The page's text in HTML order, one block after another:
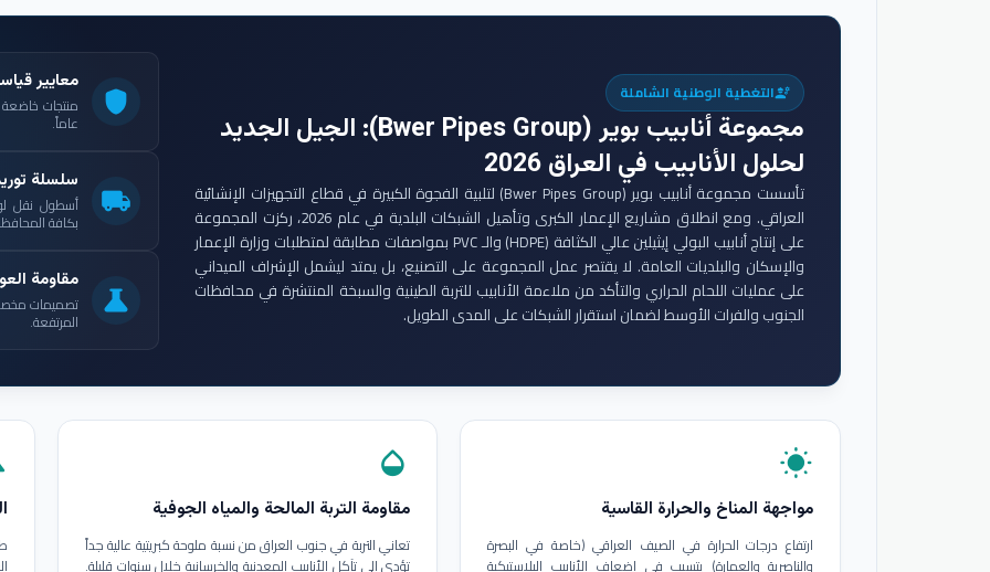
engineeringالتغطية الوطنية الشاملة
مجموعة أنابيب بوير (Bwer Pipes Group)
: الجيل الجديد
لحلول الأنابيب في العراق 2026
تأسست مجموعة أنابيب بوير (Bwer Pipes Group) لتلبية الفجوة الكبيرة في قطاع التجهيزات الإنشائية
العراقي. ومع انطلاق مشاريع الإعمار الكبرى وتأهيل الشبكات البلدية في عام 2026، ركزت المجموعة
على إنتاج أنابيب البولي إيثيلين عالي الكثافة (HDPE) والـ PVC بمواصفات مطابقة لمتطلبات وزارة الإعمار
والإسكان والبلديات العامة. لا يقتصر عمل المجموعة على التصنيع، بل يمتد ليشمل الإشراف الميداني
على عمليات اللحام الحراري والتأكد من ملاءمة الأنابيب للتربة الطينية والسبخة المنتشرة في محافظات
الجنوب والفرات الأوسط لضمان استقرار الشبكات على المدى الطويل.
shield
معايير
عاماً.
local_shipping
سلسلة
أسطول نقل
بكافة
science
مقاومة
تصميمات
المرتفعة.
wb_sunny
مواجهة المناخ والحرارة القاسية
ارتفاع درجات الحرارة في الصيف العراقي (خاصة في البصرة
والناصرية والعمارة) يتسبب في إضعاف الأنابيب البلاستيكية
opacity
مقاومة التربة المالحة والمياه الجوفية
تعاني التربة في جنوب العراق من نسبة ملوحة كبريتية عالية جداً
تؤدي إلى تآكل الأنابيب المعدنية والخرسانية خلال سنوات قليلة.